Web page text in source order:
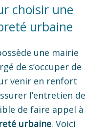
choisir une
urbaine
une mairie
de s’occuper de
venir en renfort
l’entretien de
de faire appel à
urbaine. Voici